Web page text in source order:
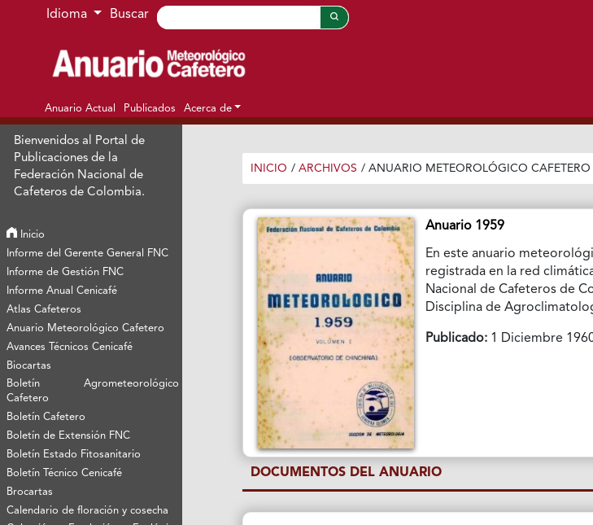
Ir al menú de navegación principal
Ir al contenido principal
Ir al pie de página del sitio
Idioma Buscar
Anuario Actual Publicados Acerca de
Bienvenidos al Portal de
Publicaciones de la
Federación Nacional de
Cafeteros de Colombia.
Inicio
Informe del Gerente General FNC
Informe de Gestión FNC
Informe Anual Cenicafé
Atlas Cafeteros
Anuario Meteorológico Cafetero
Avances Técnicos Cenicafé
Biocartas
Boletín Agrometeorológico
Cafetero
Boletín Cafetero
Boletín de Extensión FNC
Boletín Estado Fitosanitario
Boletín Técnico Cenicafé
Brocartas
Calendario de floración y cosecha
INICIO / ARCHIVOS / ANUARIO METEOROLÓGICO CAFETERO
Anuario 1959
En este anuario
registrada en la red
Nacional de Cafeteros de
Disciplina de
Publicado: 1 Diciembre
DOCUMENTOS DEL ANUARIO